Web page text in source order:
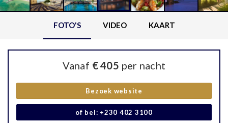
FOTO'S VIDEO KAART
Vanaf € 405 per nacht
Bezoek website
of bel: +230 402 3100